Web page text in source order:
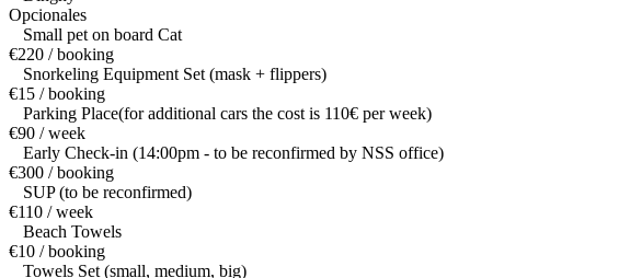
Opcionales
Small pet on board Cat
€220 / booking
Snorkeling Equipment Set (mask + flippers)
€15 / booking
Parking Place(for additional cars the cost is 110€ per week)
€90 / week
Early Check-in (14:00pm - to be reconfirmed by NSS office)
€300 / booking
SUP (to be reconfirmed)
€110 / week
Beach Towels
€10 / booking
Towels Set (small, medium, big)